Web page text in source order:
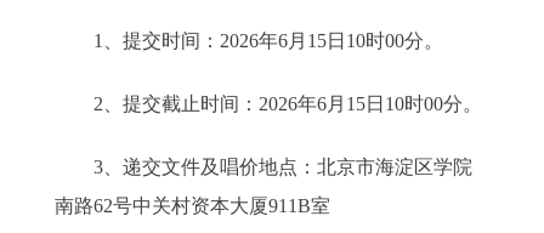
1、提交时间：2026年6月15日10时00分。
2、提交截止时间：2026年6月15日10时00分。
3、递交文件及唱价地点：北京市海淀区学院
南路62号中关村资本大厦911B室